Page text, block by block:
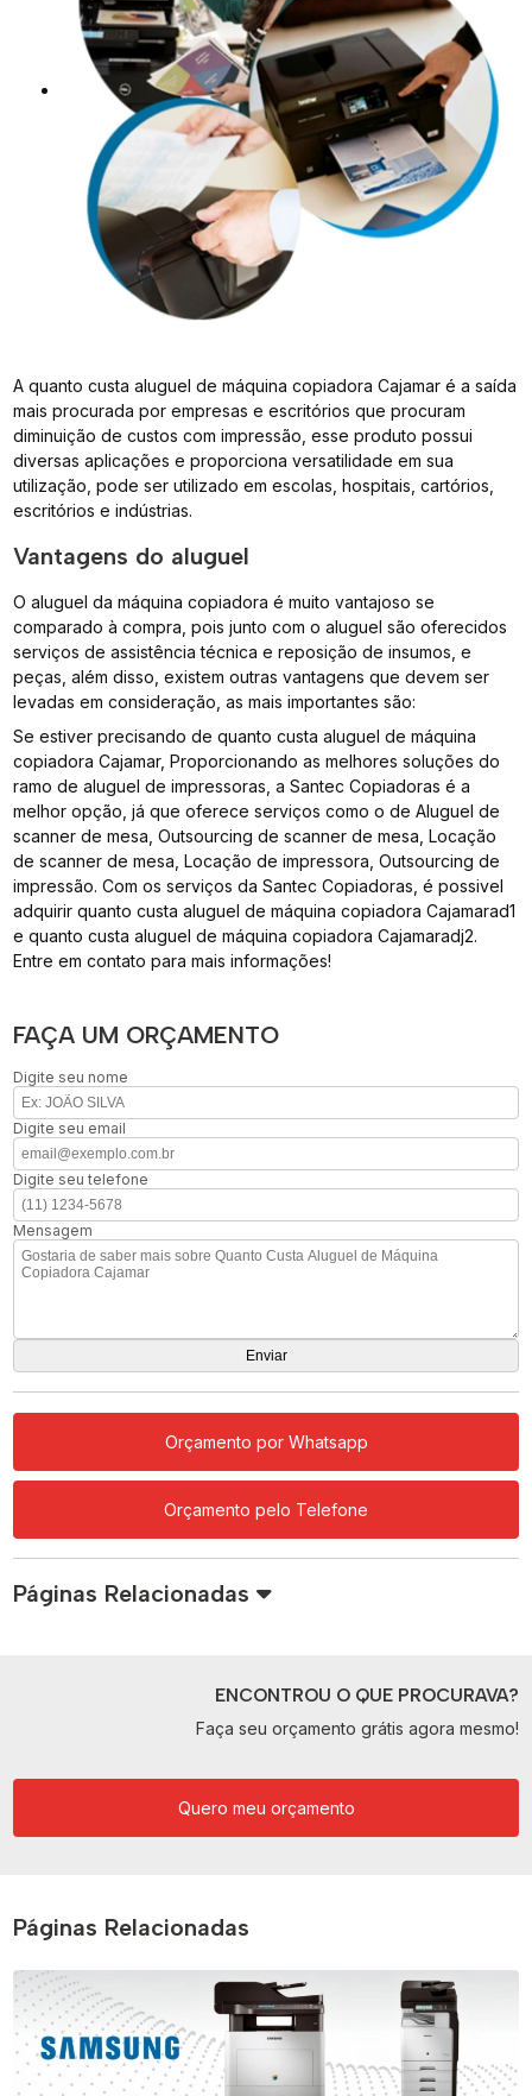
A quanto custa aluguel de máquina copiadora Cajamar é a saída
mais procurada por empresas e escritórios que procuram
diminuição de custos com impressão, esse produto possui
diversas aplicações e proporciona versatilidade em sua
utilização, pode ser utilizado em escolas, hospitais, cartórios,
escritórios e indústrias.
Vantagens do aluguel
O aluguel da máquina copiadora é muito vantajoso se
comparado à compra, pois junto com o aluguel são oferecidos
serviços de assistência técnica e reposição de insumos, e
peças, além disso, existem outras vantagens que devem ser
levadas em consideração, as mais importantes são:
Se estiver precisando de quanto custa aluguel de máquina
copiadora Cajamar, Proporcionando as melhores soluções do
ramo de aluguel de impressoras, a Santec Copiadoras é a
melhor opção, já que oferece serviços como o de Aluguel de
scanner de mesa, Outsourcing de scanner de mesa, Locação
de scanner de mesa, Locação de impressora, Outsourcing de
impressão. Com os serviços da Santec Copiadoras, é possivel
adquirir quanto custa aluguel de máquina copiadora Cajamarad1
e quanto custa aluguel de máquina copiadora Cajamaradj2.
Entre em contato para mais informações!
FAÇA UM ORÇAMENTO
Digite seu nome
Digite seu email
Digite seu telefone
Mensagem
Orçamento por Whatsapp
Orçamento pelo Telefone
Páginas Relacionadas
ENCONTROU O QUE PROCURAVA?
Faça seu orçamento grátis agora mesmo!
Quero meu orçamento
Páginas Relacionadas